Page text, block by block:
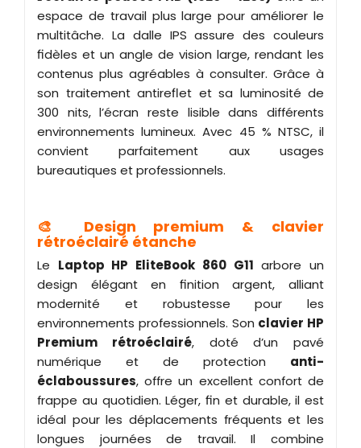
espace de travail plus large pour améliorer le
multitâche. La dalle IPS assure des couleurs
fidèles et un angle de vision large, rendant les
contenus plus agréables à consulter. Grâce à
son traitement antireflet et sa luminosité de
300 nits, l’écran reste lisible dans différents
environnements lumineux. Avec 45 % NTSC, il
convient parfaitement aux usages
bureautiques et professionnels.
🎨 Design premium & clavier
rétroéclairé étanche
Le Laptop HP EliteBook 860 G11 arbore un
design élégant en finition argent, alliant
modernité et robustesse pour les
environnements professionnels. Son clavier HP
Premium rétroéclairé, doté d’un pavé
numérique et de protection anti-
éclaboussures, offre un excellent confort de
frappe au quotidien. Léger, fin et durable, il est
idéal pour les déplacements fréquents et les
longues journées de travail. Il combine